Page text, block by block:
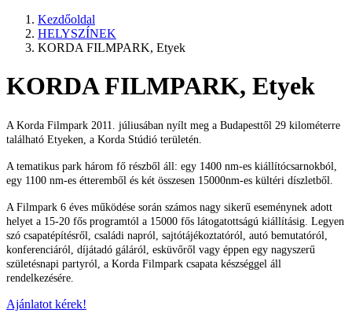
Kezdőoldal
HELYSZÍNEK
KORDA FILMPARK, Etyek
KORDA FILMPARK, Etyek
A Korda Filmpark 2011. júliusában nyílt meg a Budapesttől 29 kilométerre
található Etyeken, a Korda Stúdió területén.
A tematikus park három fő részből áll: egy 1400 nm-es kiállítócsarnokból,
egy 1100 nm-es étteremből és két összesen 15000nm-es kültéri díszletből.
A Filmpark 6 éves működése során számos nagy sikerű eseménynek adott
helyet a 15-20 fős programtól a 15000 fős látogatottságú kiállításig. Legyen
szó csapatépítésről, családi napról, sajtótájékoztatóról, autó bemutatóról,
konferenciáról, díjátadó gáláról, esküvőről vagy éppen egy nagyszerű
születésnapi partyról, a Korda Filmpark csapata készséggel áll
rendelkezésére.
Ajánlatot kérek!